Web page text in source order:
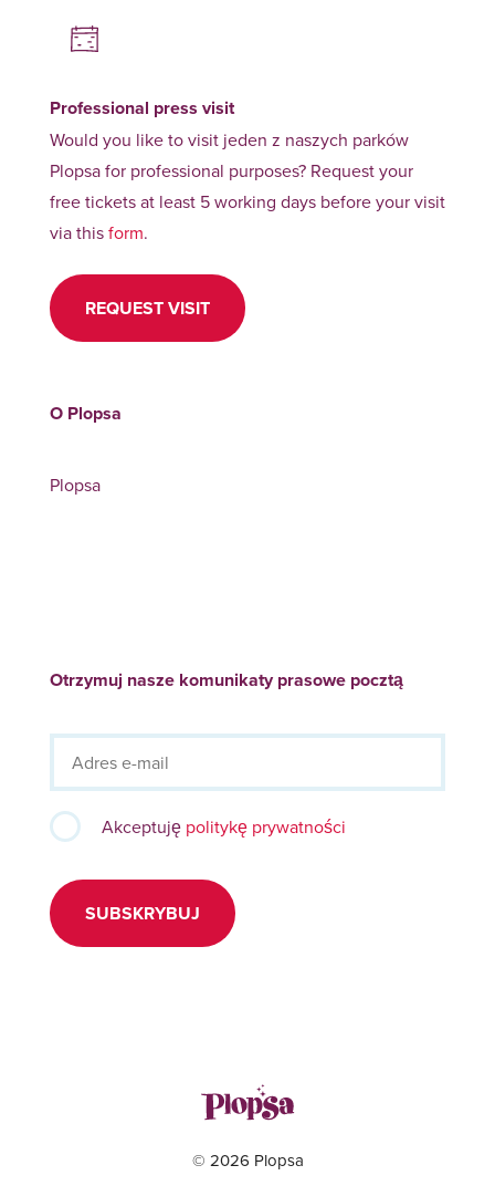
Professional press visit
Would you like to visit jeden z naszych parków
Plopsa for professional purposes? Request your
free tickets at least 5 working days before your visit
via thisform.
REQUEST VISIT
O Plopsa
Plopsa
Otrzymuj nasze komunikaty prasowe pocztą
Akceptuję politykę prywatności
SUBSKRYBUJ
© 2026 Plopsa